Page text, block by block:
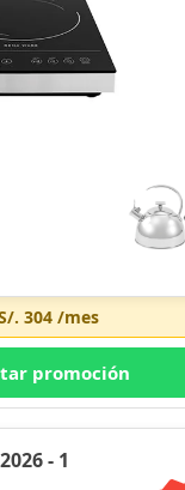
. 304 /mes
promoción
- 1